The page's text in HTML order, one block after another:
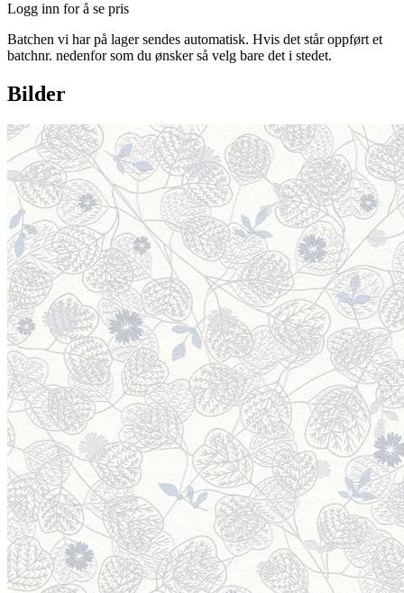
Logg inn for å se pris
Batchen vi har på lager sendes automatisk. Hvis det står oppført et
batchnr. nedenfor som du ønsker så velg bare det i stedet.
Bilder